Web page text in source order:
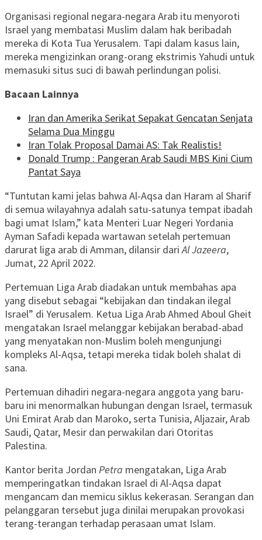
Organisasi regional negara-negara Arab itu menyoroti
Israel yang membatasi Muslim dalam hak beribadah
mereka di Kota Tua Yerusalem. Tapi dalam kasus lain,
mereka mengizinkan orang-orang ekstrimis Yahudi untuk
memasuki situs suci di bawah perlindungan polisi.
Bacaan Lainnya
Iran dan Amerika Serikat Sepakat Gencatan Senjata
Selama Dua Minggu
Iran Tolak Proposal Damai AS: Tak Realistis!
Donald Trump : Pangeran Arab Saudi MBS Kini Cium
Pantat Saya
“Tuntutan kami jelas bahwa Al-Aqsa dan Haram al Sharif
di semua wilayahnya adalah satu-satunya tempat ibadah
bagi umat Islam,” kata Menteri Luar Negeri Yordania
Ayman Safadi kepada wartawan setelah pertemuan
darurat liga arab di Amman, dilansir dariAl Jazeera,
Jumat, 22 April 2022.
Pertemuan Liga Arab diadakan untuk membahas apa
yang disebut sebagai “kebijakan dan tindakan ilegal
Israel” di Yerusalem. Ketua Liga Arab Ahmed Aboul Gheit
mengatakan Israel melanggar kebijakan berabad-abad
yang menyatakan non-Muslim boleh mengunjungi
kompleks Al-Aqsa, tetapi mereka tidak boleh shalat di
sana.
Pertemuan dihadiri negara-negara anggota yang baru-
baru ini menormalkan hubungan dengan Israel, termasuk
Uni Emirat Arab dan Maroko, serta Tunisia, Aljazair, Arab
Saudi, Qatar, Mesir dan perwakilan dari Otoritas
Palestina.
Kantor berita Jordan Petra mengatakan, Liga Arab
memperingatkan tindakan Israel di Al-Aqsa dapat
mengancam dan memicu siklus kekerasan. Serangan dan
pelanggaran tersebut juga dinilai merupakan provokasi
terang-terangan terhadap perasaan umat Islam.